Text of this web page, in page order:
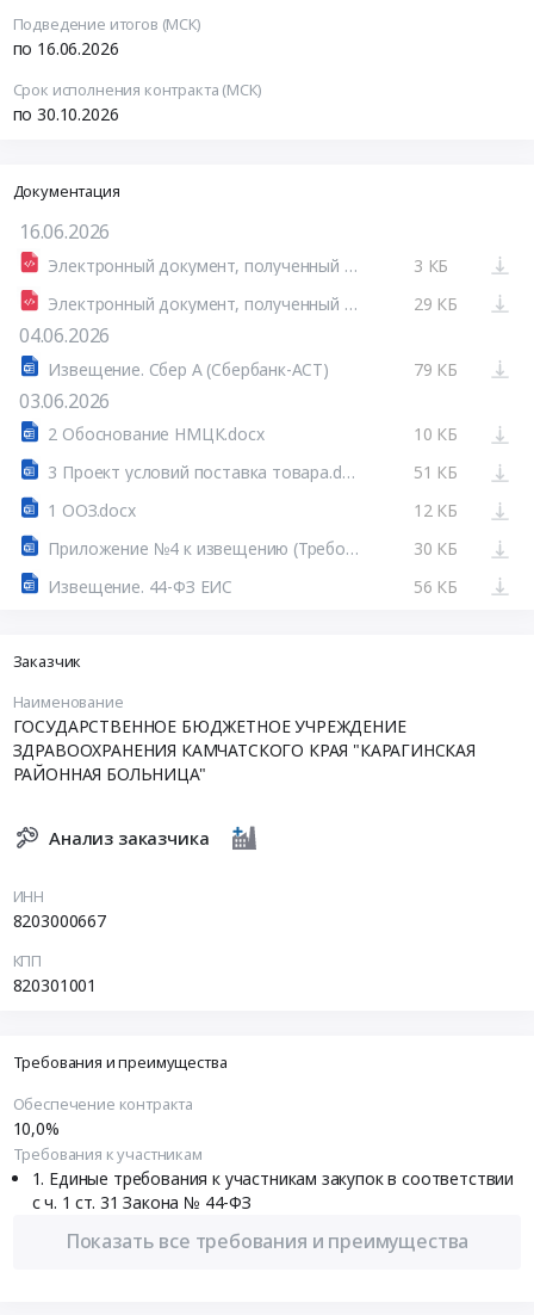
Подведение итогов (МСК)
по 16.06.2026
Срок исполнения контракта (МСК)
по 30.10.2026
Документация
16.06.2026
Электронный документ, полученный из внешней системы.pdf
3 КБ
Электронный документ, полученный из внешней системы.pdf
29 КБ
04.06.2026
Извещение. Сбер А (Сбербанк-АСТ) 79 КБ
03.06.2026
2 Обоснование НМЦК.docx
10 КБ
3 Проект условий поставка товара.docx
51 КБ
1 ООЗ.docx
12 КБ
Приложение №4 к извещению (Требования к содержанию составу заявки на участие в закупке).docx
30 КБ
Извещение. 44-ФЗ ЕИС
56 КБ
Заказчик
Наименование
ГОСУДАРСТВЕННОЕ БЮДЖЕТНОЕ УЧРЕЖДЕНИЕ
ЗДРАВООХРАНЕНИЯ КАМЧАТСКОГО КРАЯ "КАРАГИНСКАЯ
РАЙОННАЯ БОЛЬНИЦА"
Анализ заказчика
ИНН
8203000667
КПП
820301001
Требования и преимущества
Обеспечение контракта
10,0%
Требования к участникам
Единые требования к участникам закупок в соответствии
с ч. 1 ст. 31 Закона № 44-ФЗ
Показать все требования и преимущества